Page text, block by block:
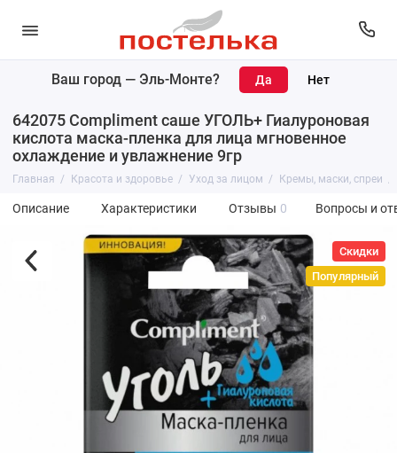
Ваш город — Эль-Монте?
642075 Compliment саше УГОЛЬ+ Гиалуроновая
кислота маска-пленка для лица мгновенное
охлаждение и увлажнение 9гр
Главная Красота и здоровье Уход за лицом Кремы, маски, спреи
Описание Характеристики Отзывы 0 Вопросы и
Скидки
Популярный